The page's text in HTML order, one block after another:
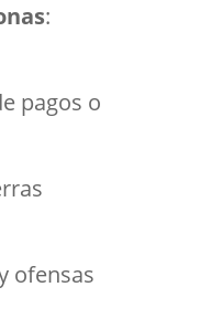
:
pagos o
ofensas